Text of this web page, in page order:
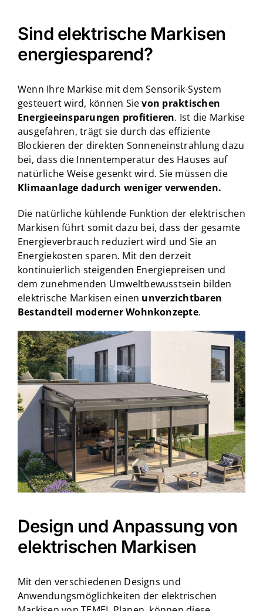
Sind elektrische Markisen
energiesparend?
Wenn Ihre Markise mit dem Sensorik-System
gesteuert wird, können Sievon praktischen
Energieeinsparungen profitieren. Ist die Markise
ausgefahren, trägt sie durch das effiziente
Blockieren der direkten Sonneneinstrahlung dazu
bei, dass die Innentemperatur des Hauses auf
natürliche Weise gesenkt wird. Sie müssen die
Klimaanlage dadurch weniger verwenden.
Die natürliche kühlende Funktion der elektrischen
Markisen führt somit dazu bei, dass der gesamte
Energieverbrauch reduziert wird und Sie an
Energiekosten sparen. Mit den derzeit
kontinuierlich steigenden Energiepreisen und
dem zunehmenden Umweltbewusstsein bilden
elektrische Markisen einen unverzichtbaren
Bestandteil moderner Wohnkonzepte.
Design und Anpassung von
elektrischen Markisen
Mit den verschiedenen Designs und
Anwendungsmöglichkeiten der elektrischen